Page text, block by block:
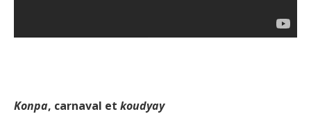
Konpa, carnaval et koudyay